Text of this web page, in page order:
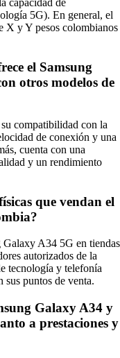
capacidad de
5G). En general, el
X y Y pesos colombianos
el Samsung
otros modelos de
compatibilidad con la
de conexión y una
cuenta con una
y un rendimiento
que vendan el
Galaxy A34 5G en tiendas
autorizados de la
tecnología y telefonía
sus puntos de venta.
Galaxy A34 y
a prestaciones y